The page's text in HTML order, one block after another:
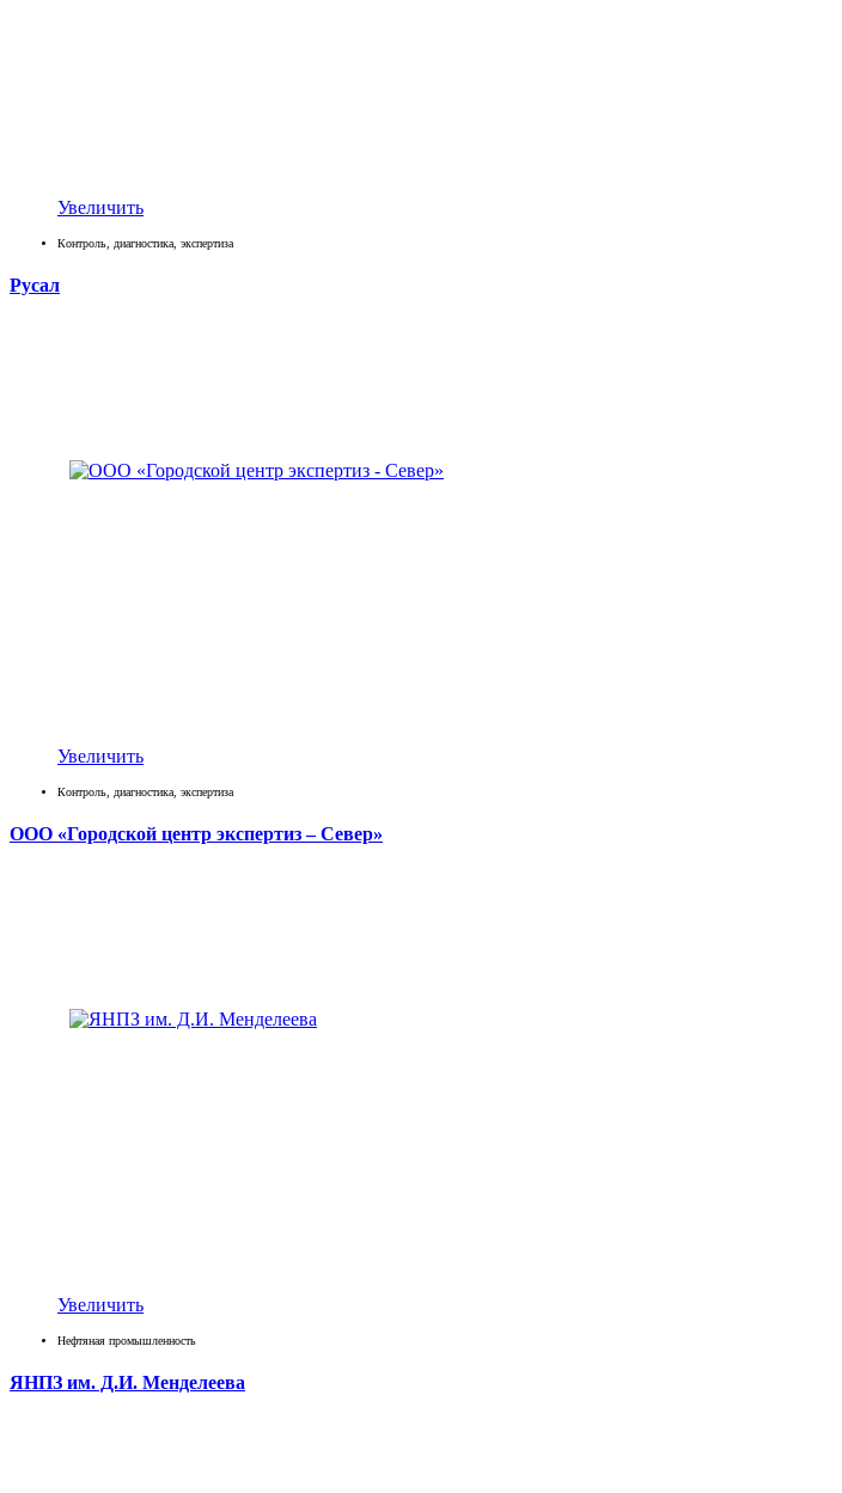
Увеличить
Контроль, диагностика, экспертиза
Русал
Увеличить
Контроль, диагностика, экспертиза
ООО «Городской центр экспертиз – Север»
Увеличить
Нефтяная промышленность
ЯНПЗ им. Д.И. Менделеева